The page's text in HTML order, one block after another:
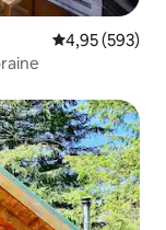
Évaluation
4,95 (593)